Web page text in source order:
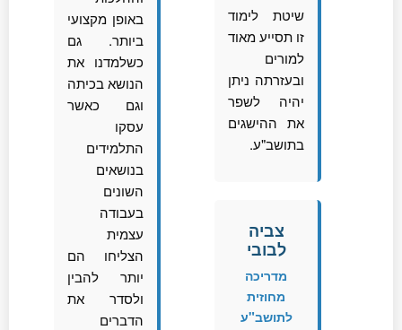
שיטת לימוד
זו תסייע מאוד
למורים
ובעזרתה ניתן
יהיה לשפר
את ההישגים
בתושב"ע.
צביה
לבובי
מדריכה
מחוזית
לתושב"ע
באופן מקצועי
ביותר. גם
כשלמדנו את
הנושא בכיתה
וגם כאשר
עסקו
התלמידים
בנושאים
השונים
בעבודה
עצמית
הצליחו הם
יותר להבין
ולסדר את
הדברים